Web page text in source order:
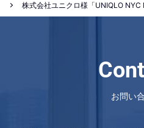
株式会社ユニクロ様「UNIQLO NYC
お問い